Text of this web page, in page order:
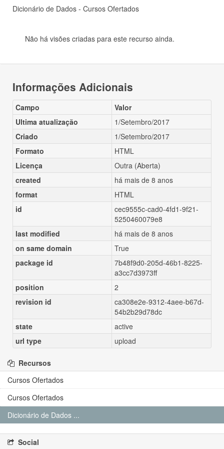
Dicionário de Dados - Cursos Ofertados
Não há visões criadas para este recurso ainda.
Informações Adicionais
Campo
Valor
Ultima atualização
1/Setembro/2017
Criado
1/Setembro/2017
Formato
HTML
Licença
Outra (Aberta)
created
há mais de 8 anos
format
HTML
id
cec9555c-cad0-4fd1-9f21-
5250460079e8
last modified
há mais de 8 anos
on same domain
True
package id
7b48f9d0-205d-46b1-8225-
a3cc7d3973ff
position
2
revision id
ca308e2e-9312-4aee-b67d-
54b2b29d78dc
state
active
url type
upload
Recursos
Cursos Ofertados
Cursos Ofertados
Dicionário de Dados ...
Social